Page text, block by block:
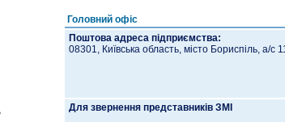
Головний офіс
Поштова адреса підприємства:
08301, Київська область, місто Бориспіль, а/с
Для звернення представників ЗМІ